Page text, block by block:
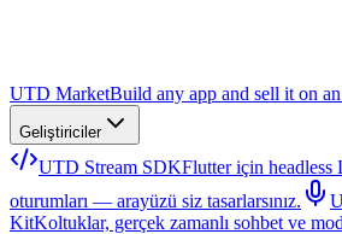
UTD MarketBuild any app and sell it on
Geliştiriciler
UTD Stream SDKFlutter için
oturumları — arayüzü siz tasarlarsınız.
KitKoltuklar, gerçek zamanlı sohbet ve